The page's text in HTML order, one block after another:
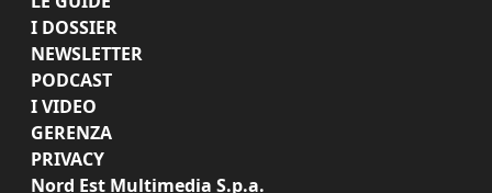
I DOSSIER
NEWSLETTER
PODCAST
I VIDEO
GERENZA
PRIVACY
Nord Est Multimedia S.p.a.